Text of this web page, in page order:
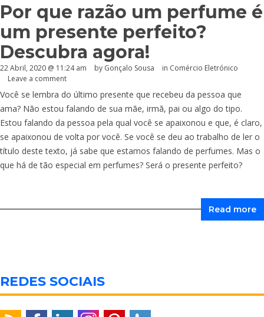
Por que razão um perfume é
um presente perfeito?
Descubra agora!
22 Abril, 2020 @ 11:24 am by Gonçalo Sousa in Comércio Eletrónico
Leave a comment
Você se lembra do último presente que recebeu da pessoa que
ama? Não estou falando de sua mãe, irmã, pai ou algo do tipo.
Estou falando da pessoa pela qual você se apaixonou e que, é claro,
se apaixonou de volta por você. Se você se deu ao trabalho de ler o
título deste texto, já sabe que estamos falando de perfumes. Mas o
que há de tão especial em perfumes? Será o presente perfeito?
Read more
REDES SOCIAIS